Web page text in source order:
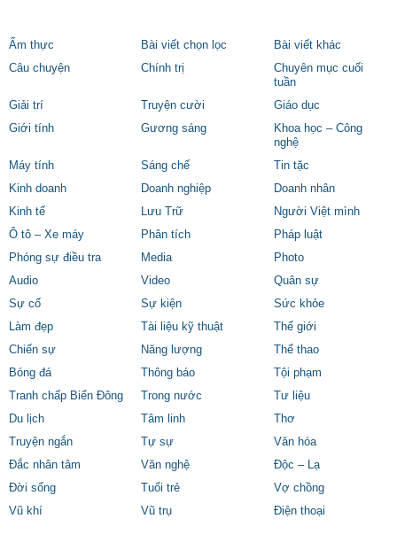
Ẩm thực Bài viết chọn lọc
Bài viết khác
Câu chuyện
Chính trị
Chuyên mục cuối
tuần
Giải trí
Truyện cười
Giáo dục
Giới tính
Gương sáng
Khoa học – Công
nghệ
Máy tính
Sáng chế
Tin tặc
Kinh doanh
Doanh nghiệp
Doanh nhân
Kinh tế
Lưu Trữ
Người Việt mình
Ô tô – Xe máy
Phân tích
Pháp luật
Phóng sự điều tra
Media
Photo
Audio
Video
Quân sự
Sự cố
Sự kiện
Sức khỏe
Làm đẹp
Tài liệu kỹ thuật
Thế giới
Chiến sự
Năng lượng
Thể thao
Bóng đá
Thông báo
Tội phạm
Tranh chấp Biển Đông
Trong nước
Tư liệu
Du lịch
Tâm linh
Thơ
Truyện ngắn
Tự sự
Văn hóa
Đắc nhân tâm
Văn nghệ
Độc – Lạ
Đời sống
Tuổi trẻ
Vợ chồng
Vũ khí
Vũ trụ Điện thoại